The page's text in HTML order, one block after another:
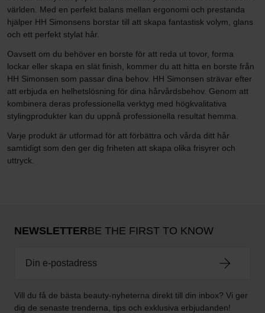
världen. Med en perfekt balans mellan ergonomi och prestanda
hjälper HH Simonsens borstar till att skapa fantastisk volym, glans
och ett perfekt stylat hår.
Oavsett om du behöver en borste för att reda ut tovor, forma
lockar eller skapa en slät finish, kommer du att hitta en borste från
HH Simonsen som passar dina behov. HH Simonsen strävar efter
att erbjuda en helhetslösning för dina hårvårdsbehov. Genom att
kombinera deras professionella verktyg med högkvalitativa
stylingprodukter kan du uppnå professionella resultat hemma.
Varje produkt är utformad för att förbättra och vårda ditt hår
samtidigt som den ger dig friheten att skapa olika frisyrer och
uttryck.
NEWSLETTERBE THE FIRST TO KNOW
Vill du få de bästa beauty-nyheterna direkt till din inbox? Vi ger
dig de senaste trenderna, tips och exklusiva erbjudanden!